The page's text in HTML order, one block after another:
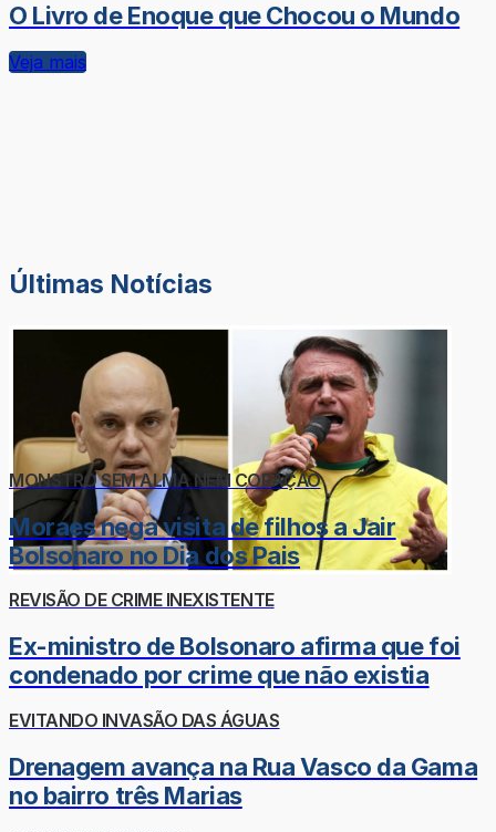
O Livro de Enoque que Chocou o Mundo
Veja mais
Últimas Notícias
MONSTRO SEM ALMA NEM CORAÇÃO
Moraes nega visita de filhos a Jair
Bolsonaro no Dia dos Pais
REVISÃO DE CRIME INEXISTENTE
Ex-ministro de Bolsonaro afirma que foi
condenado por crime que não existia
EVITANDO INVASÃO DAS ÁGUAS
Drenagem avança na Rua Vasco da Gama
no bairro três Marias